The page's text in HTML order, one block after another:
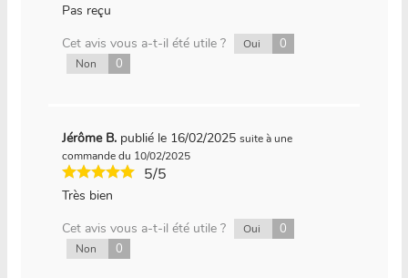
Pas reçu
Cet avis vous a-t-il été utile ?
Oui 0
Non 0
Jérôme B. publié le 16/02/2025 suite à une
commande du 10/02/2025
5/5
Très bien
Cet avis vous a-t-il été utile ?
Oui 0
Non 0